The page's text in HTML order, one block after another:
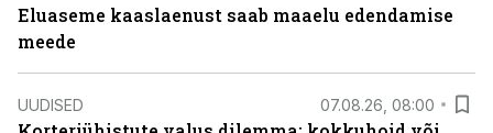
Eluaseme kaaslaenust saab maaelu edendamise
meede
UUDISED 07.08.26, 08:00